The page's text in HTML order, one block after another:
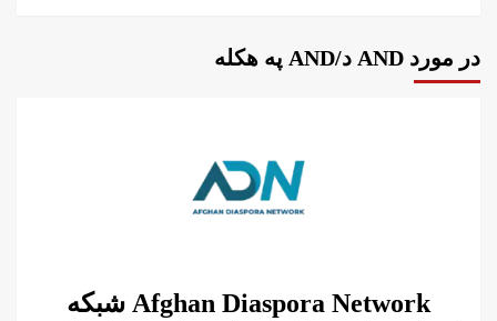
در مورد AND د/AND په هکله
Afghan Diaspora Network شبکه